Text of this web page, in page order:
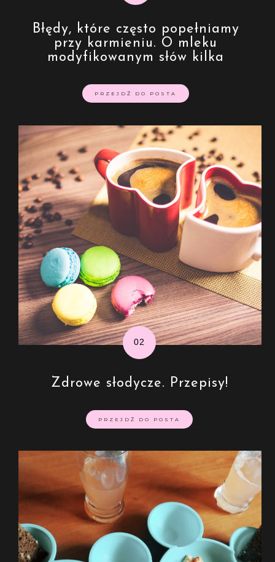
Błędy, które często popełniamy
przy karmieniu. O mleku
modyfikowanym słów kilka
PRZEJDŹ DO POSTA
Zdrowe słodycze. Przepisy!
PRZEJDŹ DO POSTA